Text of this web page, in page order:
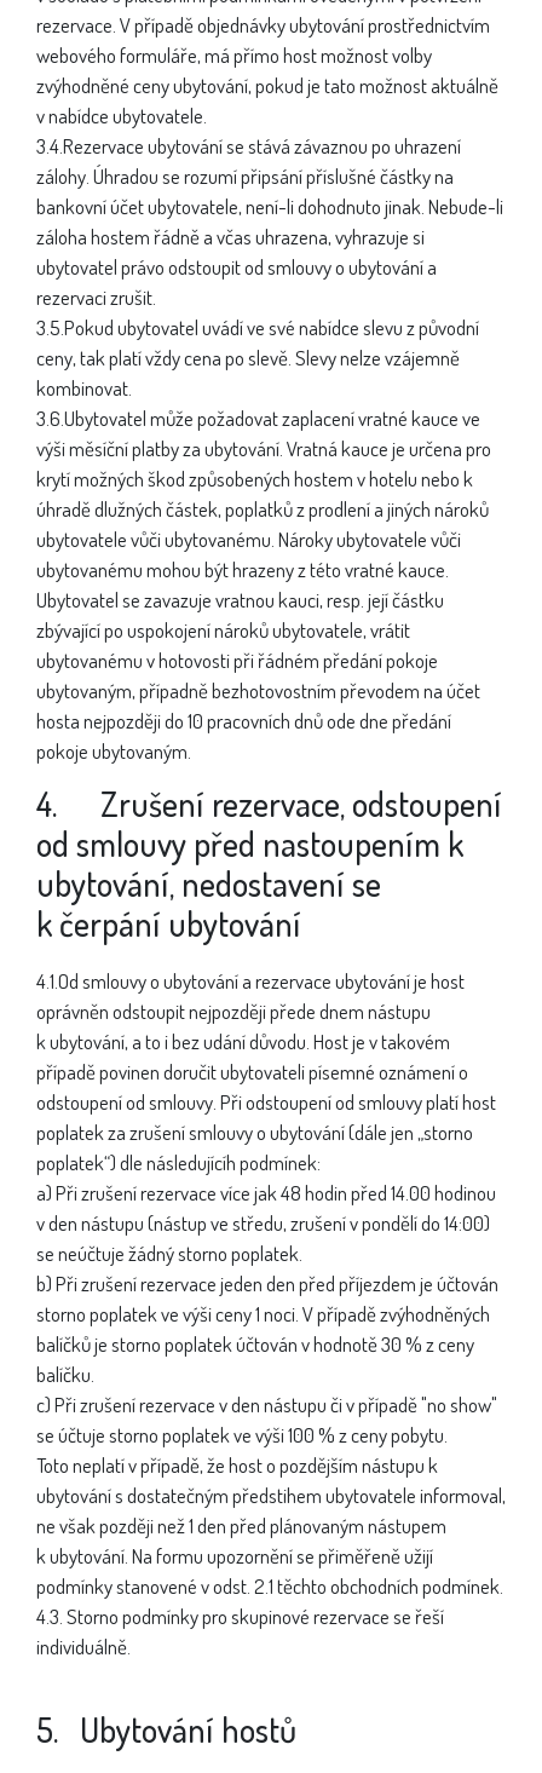
rezervace. V případě objednávky ubytování prostřednictvím
webového formuláře, má přímo host možnost volby
zvýhodněné ceny ubytování, pokud je tato možnost aktuálně
v nabídce ubytovatele.
3.4.Rezervace ubytování se stává závaznou po uhrazení
zálohy. Úhradou se rozumí připsání příslušné částky na
bankovní účet ubytovatele, není-li dohodnuto jinak. Nebude-li
záloha hostem řádně a včas uhrazena, vyhrazuje si
ubytovatel právo odstoupit od smlouvy o ubytování a
rezervaci zrušit.
3.5.Pokud ubytovatel uvádí ve své nabídce slevu z původní
ceny, tak platí vždy cena po slevě. Slevy nelze vzájemně
kombinovat.
3.6.Ubytovatel může požadovat zaplacení vratné kauce ve
výši měsíční platby za ubytování. Vratná kauce je určena pro
krytí možných škod způsobených hostem v hotelu nebo k
úhradě dlužných částek, poplatků z prodlení a jiných nároků
ubytovatele vůči ubytovanému. Nároky ubytovatele vůči
ubytovanému mohou být hrazeny z této vratné kauce.
Ubytovatel se zavazuje vratnou kauci, resp. její částku
zbývající po uspokojení nároků ubytovatele, vrátit
ubytovanému v hotovosti při řádném předání pokoje
ubytovaným, případně bezhotovostním převodem na účet
hosta nejpozději do 10 pracovních dnů ode dne předání
pokoje ubytovaným.
4. Zrušení rezervace, odstoupení
od smlouvy před nastoupením k
ubytování, nedostavení se
k čerpání ubytování
4.1.Od smlouvy o ubytování a rezervace ubytování je host
oprávněn odstoupit nejpozději přede dnem nástupu
k ubytování, a to i bez udání důvodu. Host je v takovém
případě povinen doručit ubytovateli písemné oznámení o
odstoupení od smlouvy. Při odstoupení od smlouvy platí host
poplatek za zrušení smlouvy o ubytování (dále jen „storno
poplatek“) dle následujícíh podmínek:
a) Při zrušení rezervace více jak 48 hodin před 14.00 hodinou
v den nástupu (nástup ve středu, zrušení v pondělí do 14:00)
se neúčtuje žádný storno poplatek.
b) Při zrušení rezervace jeden den před příjezdem je účtován
storno poplatek ve výši ceny 1 noci. V případě zvýhodněných
balíčků je storno poplatek účtován v hodnotě 30 % z ceny
balíčku.
c) Při zrušení rezervace v den nástupu či v případě "no show"
se účtuje storno poplatek ve výši 100 % z ceny pobytu.
Toto neplatí v případě, že host o pozdějším nástupu k
ubytování s dostatečným předstihem ubytovatele informoval,
ne však později než 1 den před plánovaným nástupem
k ubytování. Na formu upozornění se přiměřeně užijí
podmínky stanovené v odst. 2.1 těchto obchodních podmínek.
4.3. Storno podmínky pro skupinové rezervace se řeší
individuálně.
5. Ubytování hostů